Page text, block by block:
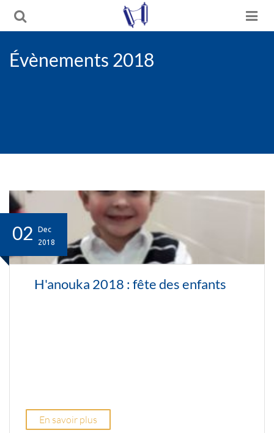
Évènements 2018
H'anouka 2018 : fête des enfants
En savoir plus
02
Dec
2018